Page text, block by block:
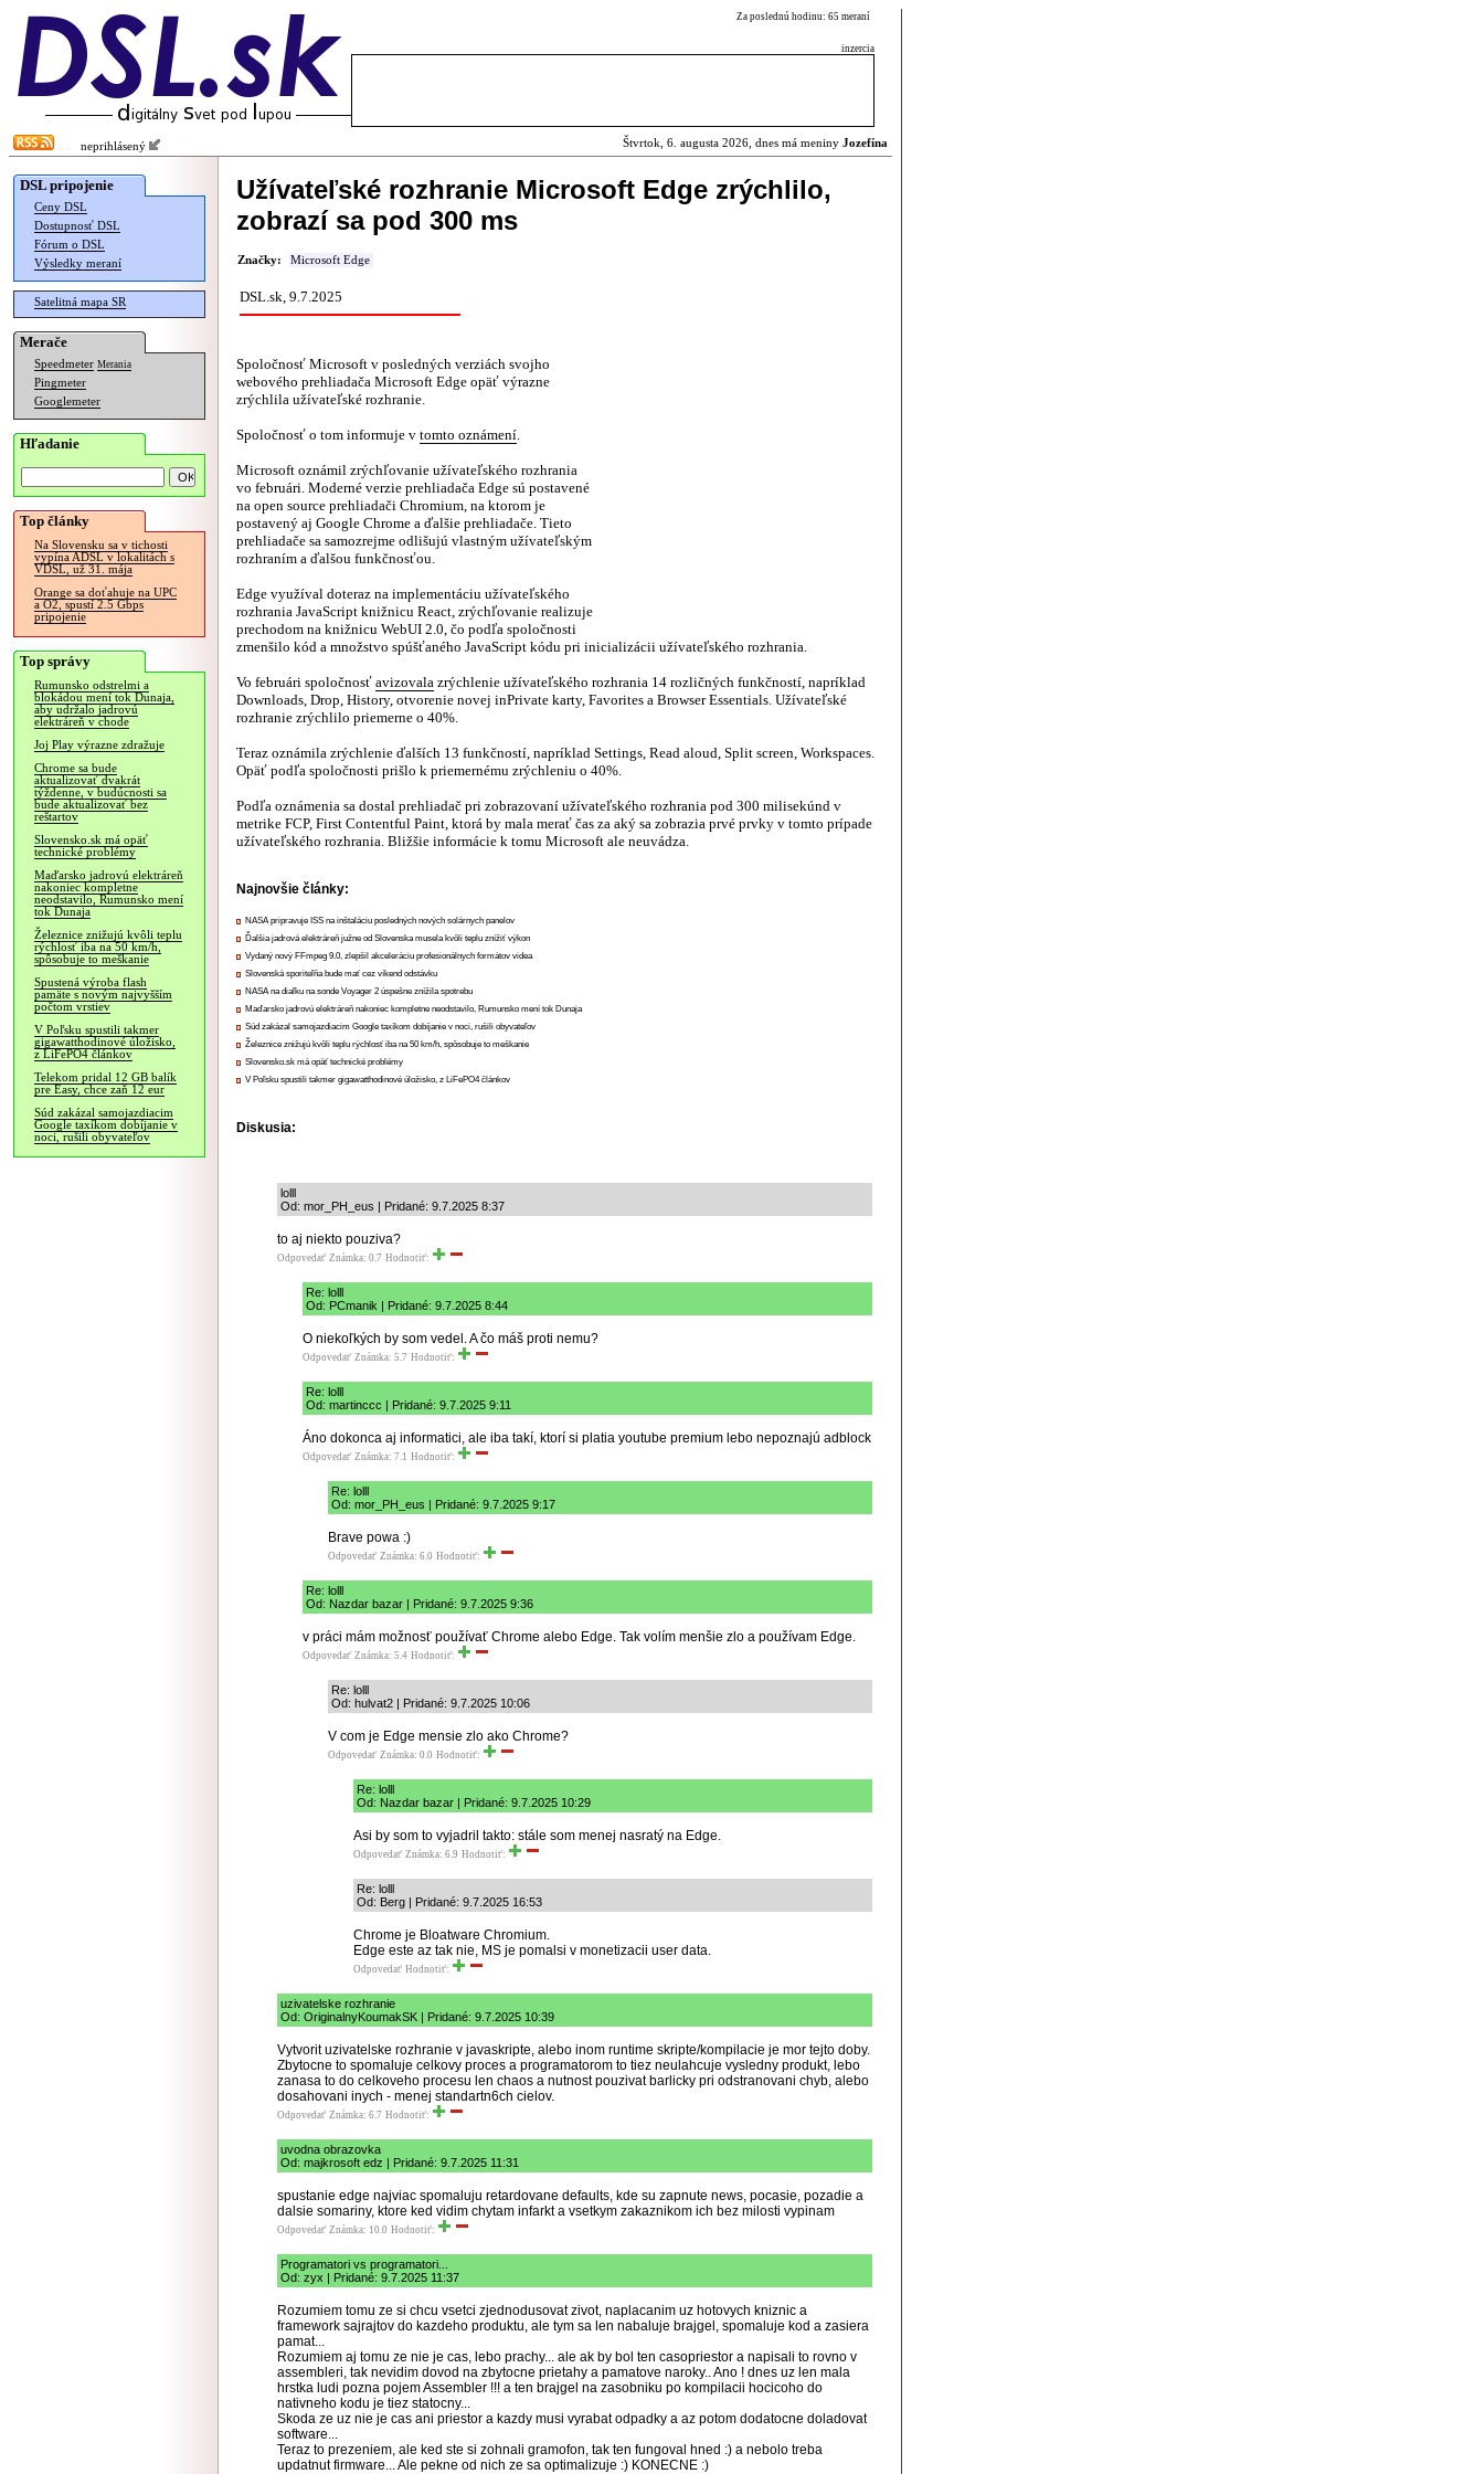
Za poslednú hodinu: 65 meraní
inzercia
neprihlásený Štvrtok, 6. augusta 2026, dnes má meniny Jozefína
DSL pripojenie
Ceny DSL
Dostupnosť DSL
Fórum o DSL
Výsledky meraní
Satelitná mapa SR
Merače
Speedmeter Merania
Pingmeter
Googlemeter
Hľadanie
Top články
Na Slovensku sa v tichosti
vypína ADSL v lokalitách s
VDSL, už 31. mája
Orange sa doťahuje na UPC
a O2, spustí 2.5 Gbps
pripojenie
Top správy
Rumunsko odstrelmi a
blokádou mení tok Dunaja,
aby udržalo jadrovú
elektráreň v chode
Joj Play výrazne zdražuje
Chrome sa bude
aktualizovať dvakrát
týždenne, v budúcnosti sa
bude aktualizovať bez
reštartov
Slovensko.sk má opäť
technické problémy
Maďarsko jadrovú elektráreň
nakoniec kompletne
neodstavilo, Rumunsko mení
tok Dunaja
Železnice znižujú kvôli teplu
rýchlosť iba na 50 km/h,
spôsobuje to meškanie
Spustená výroba flash
pamäte s novým najvyšším
počtom vrstiev
V Poľsku spustili takmer
gigawatthodinové úložisko,
z LiFePO4 článkov
Telekom pridal 12 GB balík
pre Easy, chce zaň 12 eur
Súd zakázal samojazdiacim
Google taxíkom dobíjanie v
noci, rušili obyvateľov
Užívateľské rozhranie Microsoft Edge zrýchlilo,
zobrazí sa pod 300 ms
Značky: Microsoft Edge
DSL.sk, 9.7.2025
Spoločnosť Microsoft v posledných verziách svojho
webového prehliadača Microsoft Edge opäť výrazne
zrýchlila užívateľské rozhranie.
Spoločnosť o tom informuje v tomto oznámení.
Microsoft oznámil zrýchľovanie užívateľského rozhrania
vo februári. Moderné verzie prehliadača Edge sú postavené
na open source prehliadači Chromium, na ktorom je
postavený aj Google Chrome a ďalšie prehliadače. Tieto
prehliadače sa samozrejme odlišujú vlastným užívateľským
rozhraním a ďalšou funkčnosťou.
Edge využíval doteraz na implementáciu užívateľského
rozhrania JavaScript knižnicu React, zrýchľovanie realizuje
prechodom na knižnicu WebUI 2.0, čo podľa spoločnosti
zmenšilo kód a množstvo spúšťaného JavaScript kódu pri inicializácii užívateľského rozhrania.
Vo februári spoločnosť avizovala zrýchlenie užívateľského rozhrania 14 rozličných funkčností, napríklad
Downloads, Drop, History, otvorenie novej inPrivate karty, Favorites a Browser Essentials. Užívateľské
rozhranie zrýchlilo priemerne o 40%.
Teraz oznámila zrýchlenie ďalších 13 funkčností, napríklad Settings, Read aloud, Split screen, Workspaces.
Opäť podľa spoločnosti prišlo k priemernému zrýchleniu o 40%.
Podľa oznámenia sa dostal prehliadač pri zobrazovaní užívateľského rozhrania pod 300 milisekúnd v
metrike FCP, First Contentful Paint, ktorá by mala merať čas za aký sa zobrazia prvé prvky v tomto prípade
užívateľského rozhrania. Bližšie informácie k tomu Microsoft ale neuvádza.
Najnovšie články:
NASA pripravuje ISS na inštaláciu posledných nových solárnych panelov
Ďalšia jadrová elektráreň južne od Slovenska musela kvôli teplu znížiť výkon
Vydaný nový FFmpeg 9.0, zlepšil akceleráciu profesionálnych formátov videa
Slovenská sporiteľňa bude mať cez víkend odstávku
NASA na diaľku na sonde Voyager 2 úspešne znížila spotrebu
Maďarsko jadrovú elektráreň nakoniec kompletne neodstavilo, Rumunsko mení tok Dunaja
Súd zakázal samojazdiacim Google taxíkom dobíjanie v noci, rušili obyvateľov
Železnice znižujú kvôli teplu rýchlosť iba na 50 km/h, spôsobuje to meškanie
Slovensko.sk má opäť technické problémy
V Poľsku spustili takmer gigawatthodinové úložisko, z LiFePO4 článkov
Diskusia:
lolll
Od: mor_PH_eus | Pridané: 9.7.2025 8:37
to aj niekto pouziva?
Odpovedať Známka: 0.7 Hodnotiť:
Re: lolll
Od: PCmanik | Pridané: 9.7.2025 8:44
O niekoľkých by som vedel. A čo máš proti nemu?
Odpovedať Známka: 5.7 Hodnotiť:
Re: lolll
Od: martinccc | Pridané: 9.7.2025 9:11
Áno dokonca aj informatici, ale iba takí, ktorí si platia youtube premium lebo nepoznajú adblock
Odpovedať Známka: 7.1 Hodnotiť:
Re: lolll
Od: mor_PH_eus | Pridané: 9.7.2025 9:17
Brave powa :)
Odpovedať Známka: 6.0 Hodnotiť:
Re: lolll
Od: Nazdar bazar | Pridané: 9.7.2025 9:36
v práci mám možnosť používať Chrome alebo Edge. Tak volím menšie zlo a používam Edge.
Odpovedať Známka: 5.4 Hodnotiť:
Re: lolll
Od: hulvat2 | Pridané: 9.7.2025 10:06
V com je Edge mensie zlo ako Chrome?
Odpovedať Známka: 0.0 Hodnotiť:
Re: lolll
Od: Nazdar bazar | Pridané: 9.7.2025 10:29
Asi by som to vyjadril takto: stále som menej nasratý na Edge.
Odpovedať Známka: 6.9 Hodnotiť:
Re: lolll
Od: Berg | Pridané: 9.7.2025 16:53
Chrome je Bloatware Chromium.
Edge este az tak nie, MS je pomalsi v monetizacii user data.
Odpovedať Hodnotiť:
uzivatelske rozhranie
Od: OriginalnyKoumakSK | Pridané: 9.7.2025 10:39
Vytvorit uzivatelske rozhranie v javaskripte, alebo inom runtime skripte/kompilacie je mor tejto doby.
Zbytocne to spomaluje celkovy proces a programatorom to tiez neulahcuje vysledny produkt, lebo
zanasa to do celkoveho procesu len chaos a nutnost pouzivat barlicky pri odstranovani chyb, alebo
dosahovani inych - menej standartn6ch cielov.
Odpovedať Známka: 6.7 Hodnotiť:
uvodna obrazovka
Od: majkrosoft edz | Pridané: 9.7.2025 11:31
spustanie edge najviac spomaluju retardovane defaults, kde su zapnute news, pocasie, pozadie a
dalsie somariny, ktore ked vidim chytam infarkt a vsetkym zakaznikom ich bez milosti vypinam
Odpovedať Známka: 10.0 Hodnotiť:
Programatori vs programatori...
Od: zyx | Pridané: 9.7.2025 11:37
Rozumiem tomu ze si chcu vsetci zjednodusovat zivot, naplacanim uz hotovych kniznic a
framework sajrajtov do kazdeho produktu, ale tym sa len nabaluje brajgel, spomaluje kod a zasiera
pamat...
Rozumiem aj tomu ze nie je cas, lebo prachy... ale ak by bol ten casopriestor a napisali to rovno v
assembleri, tak nevidim dovod na zbytocne prietahy a pamatove naroky.. Ano ! dnes uz len mala
hrstka ludi pozna pojem Assembler !!! a ten brajgel na zasobniku po kompilacii hocicoho do
nativneho kodu je tiez statocny...
Skoda ze uz nie je cas ani priestor a kazdy musi vyrabat odpadky a az potom dodatocne doladovat
software...
Teraz to prezeniem, ale ked ste si zohnali gramofon, tak ten fungoval hned :) a nebolo treba
updatnut firmware... Ale pekne od nich ze sa optimalizuje :) KONECNE :)